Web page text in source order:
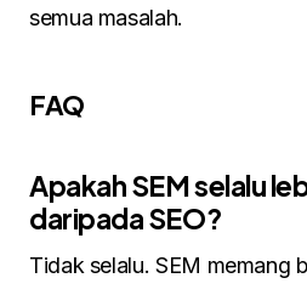
semua masalah.
FAQ
Apakah SEM selalu
daripada SEO?
Tidak selalu. SEM memang